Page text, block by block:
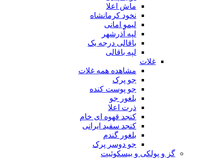
ماش اعلا
نخود کرمانشاه
لیمو امانی
لپه آذرشهر
باقالی درجه یک
لپه باقالی
غلات
مشاهده همه غلات
جو پرک
جو پوست کنده
بلغور جو
ذرت اعلا
کنجد قهوه ای خام
کنجد سفید ایرانی
بلغور گندم
جو دوسر پرک
گز و پولکی و بیسکوئیت